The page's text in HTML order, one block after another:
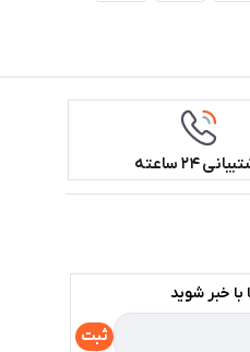
۲۴ ساعته
خبر شوید
ثبت